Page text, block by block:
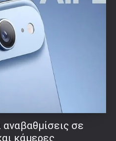
σε
κάμερες